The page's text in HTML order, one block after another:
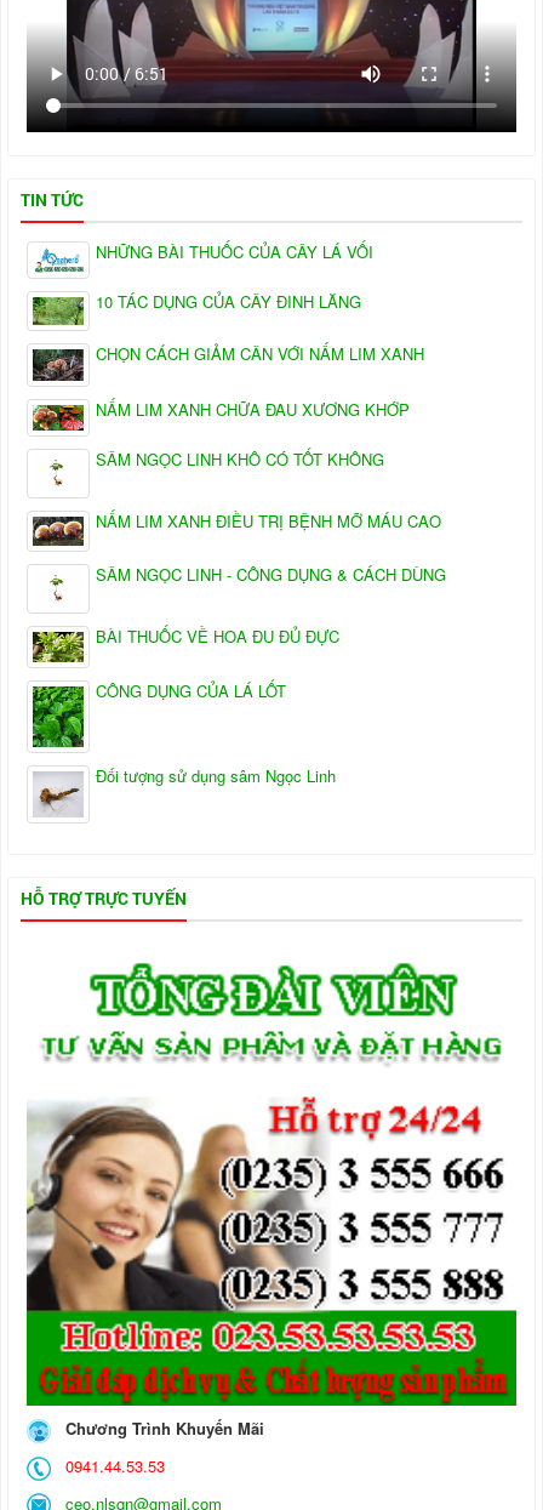
TIN TỨC
NHỮNG BÀI THUỐC CỦA CÂY LÁ VỐI
10 TÁC DỤNG CỦA CÂY ĐINH LĂNG
CHỌN CÁCH GIẢM CÂN VỚI NẤM LIM XANH
NẤM LIM XANH CHỮA ĐAU XƯƠNG KHỚP
SÂM NGỌC LINH KHÔ CÓ TỐT KHÔNG
NẤM LIM XANH ĐIỀU TRỊ BỆNH MỠ MÁU CAO
SÂM NGỌC LINH - CÔNG DỤNG & CÁCH DÙNG
BÀI THUỐC VỀ HOA ĐU ĐỦ ĐỰC
CÔNG DỤNG CỦA LÁ LỐT
Đối tượng sử dụng sâm Ngọc Linh
HỖ TRỢ TRỰC TUYẾN
Chương Trình Khuyến Mãi
0941.44.53.53
ceo.nlsqn@gmail.com